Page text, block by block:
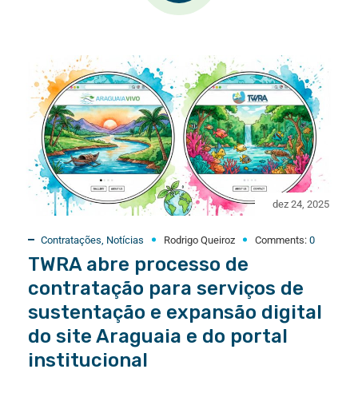
dez 24, 2025
Contratações Notícias Rodrigo Queiroz Comments: 0
TWRA abre processo de
contratação para serviços de
sustentação e expansão digital
do site Araguaia e do portal
institucional